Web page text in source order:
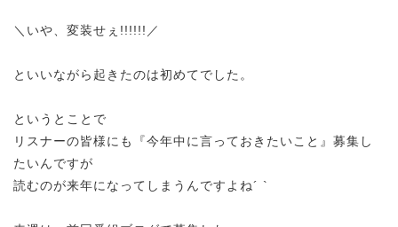
＼いや、変装せぇ!!!!!!／
といいながら起きたのは初めてでした。
というとことで
リスナーの皆様にも『今年中に言っておきたいこと』募集し
たいんですが
読むのが来年になってしまうんですよね´ `